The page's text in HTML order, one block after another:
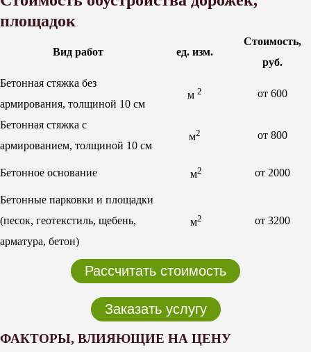
площадок
Вид работ ед. изм.
Стоимость,
руб.
Бетонная стяжка без
армирования, толщиной 10 см
м 2 от 600
Бетонная стяжка с
армированием, толщиной 10 см
м2 от 800
Бетонное основание м2 от 2000
Бетонные парковки и площадки
(песок, геотекстиль, щебень,
арматура, бетон)
м2 от 3200
Рассчитать стоимость
Заказать услугу
ФАКТОРЫ, ВЛИЯЮЩИЕ НА ЦЕНУ